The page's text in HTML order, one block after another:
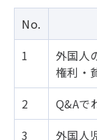
No.
1
外国人
権利・
2
Q&Aで
3
外国人